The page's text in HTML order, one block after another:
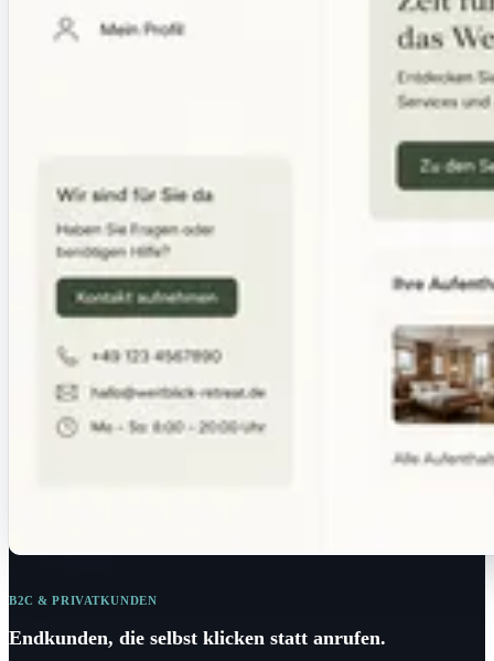
B2C & PRIVATKUNDEN
Endkunden, die selbst klicken statt anrufen.